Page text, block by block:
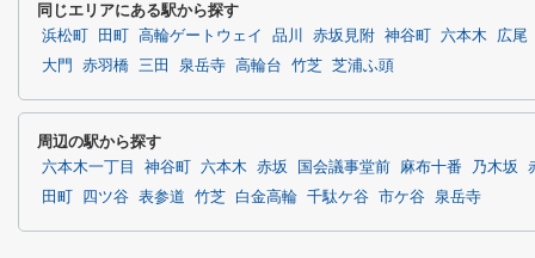
同じエリアにある駅から探す
浜松町 田町 高輪ゲートウェイ 品川 赤坂見附 神谷町 六本木
広尾
大門
赤羽橋 三田 泉岳寺 高輪台 竹芝 芝浦ふ頭
周辺の駅から探す
六本木一丁目 神谷町 六本木 赤坂 国会議事堂前 麻布十番 乃木坂
田町
四ツ谷 表参道 竹芝 白金高輪 千駄ケ谷 市ケ谷 泉岳寺